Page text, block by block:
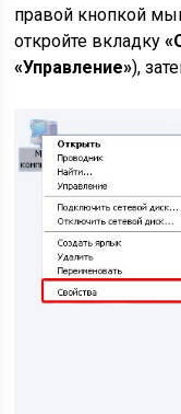
правой кнопкой
откройте вкладку
«Управление»),